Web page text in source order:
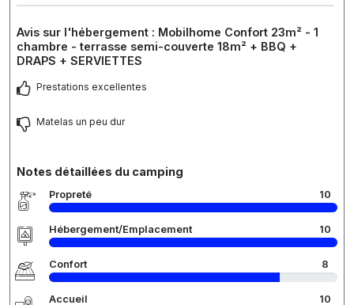
Avis sur l'hébergement : Mobilhome Confort 23m² - 1
chambre - terrasse semi-couverte 18m² + BBQ +
DRAPS + SERVIETTES
Prestations excellentes
Matelas un peu dur
Notes détaillées du camping
Propreté 10
Hébergement/Emplacement 10
Confort 8
Accueil 10